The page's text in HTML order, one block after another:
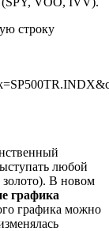
строку
любой
В новом
графика
графика можно